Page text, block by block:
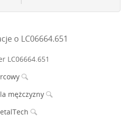
o LC06664.651
LC06664.651
mężczyzny